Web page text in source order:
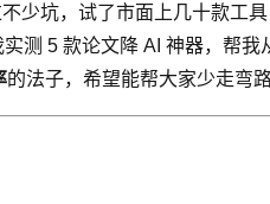
少坑，试了市面上几十款工
测 5 款论文降 AI 神器，帮
的法子，希望能帮大家少走弯路